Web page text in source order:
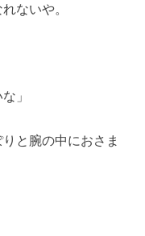
ないや。
」
と腕の中におさま